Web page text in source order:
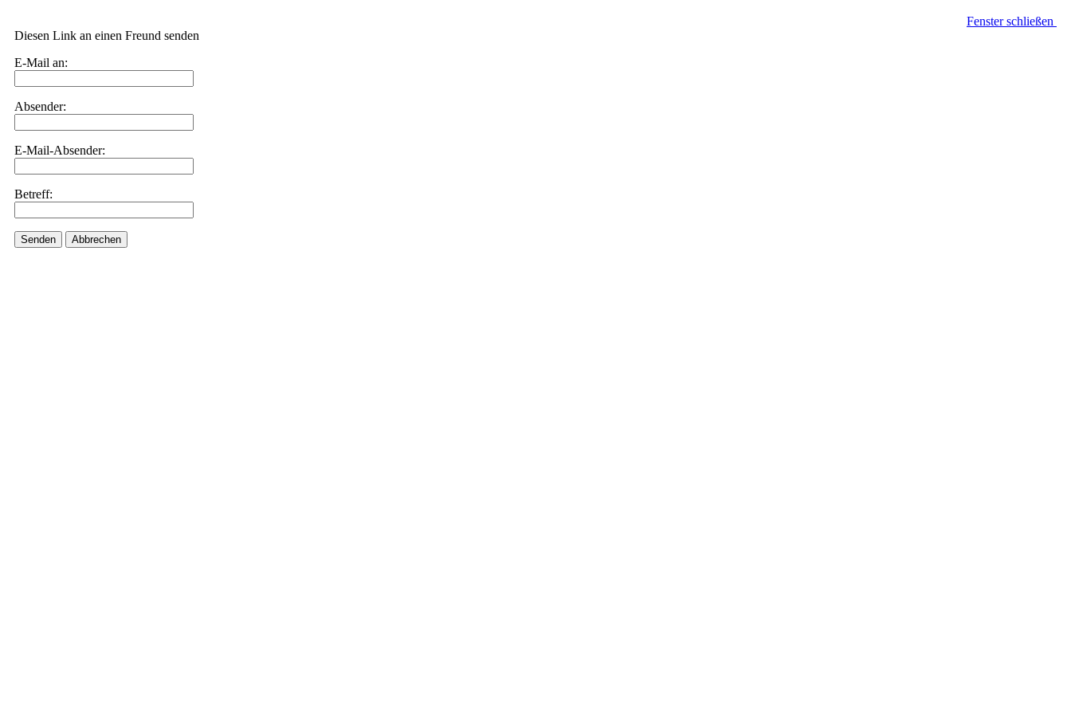
Fenster schließen
Diesen Link an einen Freund senden
E-Mail an:
Absender:
E-Mail-Absender:
Betreff:
Senden Abbrechen